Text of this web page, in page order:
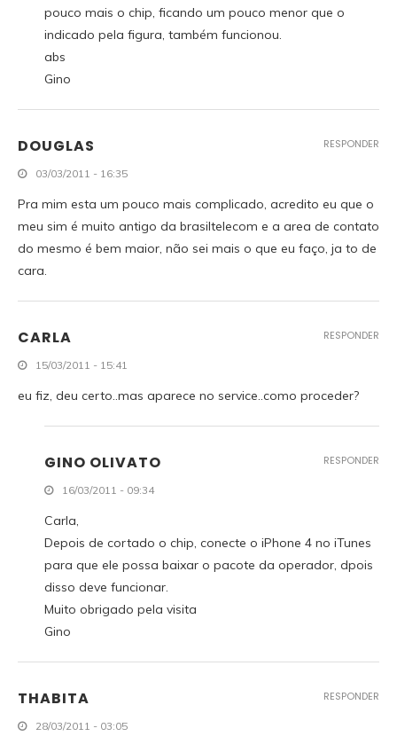
pouco mais o chip, ficando um pouco menor que o
indicado pela figura, também funcionou.
abs
Gino
DOUGLAS
03/03/2011 - 16:35
Pra mim esta um pouco mais complicado, acredito eu que o
meu sim é muito antigo da brasiltelecom e a area de contato
do mesmo é bem maior, não sei mais o que eu faço, ja to de
cara.
RESPONDER
CARLA
15/03/2011 - 15:41
eu fiz, deu certo..mas aparece no service..como proceder?
RESPONDER
GINO OLIVATO
16/03/2011 - 09:34
Carla,
Depois de cortado o chip, conecte o iPhone 4 no iTunes
para que ele possa baixar o pacote da operador, dpois
disso deve funcionar.
Muito obrigado pela visita
Gino
RESPONDER
THABITA
28/03/2011 - 03:05
RESPONDER